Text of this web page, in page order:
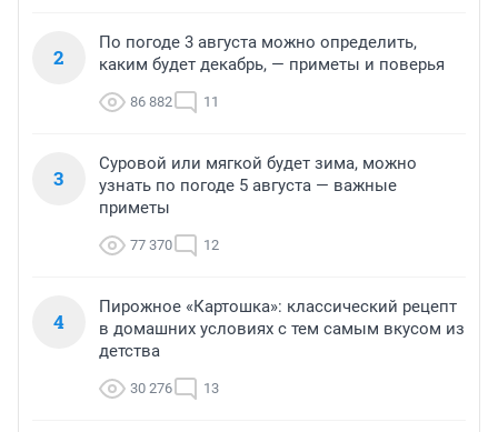
2
По погоде 3 августа можно определить,
каким будет декабрь, — приметы и поверья
86 882 11
3
Суровой или мягкой будет зима, можно
узнать по погоде 5 августа — важные
приметы
77 370 12
4
Пирожное «Картошка»: классический рецепт
в домашних условиях с тем самым вкусом из
детства
30 276 13